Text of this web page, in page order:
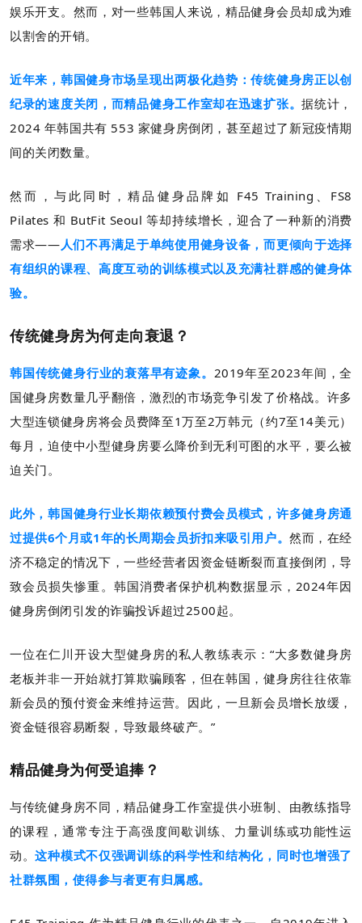
娱乐开支。然而，对一些韩国人来说，精品健身会员却成为难
以割舍的开销。
近年来，韩国健身市场呈现出两极化趋势：传统健身房正以创
纪录的速度关闭，而精品健身工作室却在迅速扩张。据统计，
2024 年韩国共有 553 家健身房倒闭，甚至超过了新冠疫情期
间的关闭数量。
然而，与此同时，精品健身品牌如 F45 Training、FS8
Pilates 和 ButFit Seoul 等却持续增长，迎合了一种新的消费
需求—— 人们不再满足于单纯使用健身设备，而更倾向于选择
有组织的课程、高度互动的训练模式以及充满社群感的健身体
验。
传统健身房为何走向衰退？
韩国传统健身行业的衰落早有迹象。 2019年至2023年间，全
国健身房数量几乎翻倍，激烈的市场竞争引发了价格战。许多
大型连锁健身房将会员费降至1万至2万韩元（约7至14美元）
每月，迫使中小型健身房要么降价到无利可图的水平，要么被
迫关门。
此外，韩国健身行业长期依赖预付费会员模式，许多健身房通
过提供6个月或1年的长周期会员折扣来吸引用户。然而，在经
济不稳定的情况下，一些经营者因资金链断裂而直接倒闭，导
致会员损失惨重。韩国消费者保护机构数据显示，2024年因
健身房倒闭引发的诈骗投诉超过2500起。
一位在仁川开设大型健身房的私人教练表示：“大多数健身房
老板并非一开始就打算欺骗顾客，但在韩国，健身房往往依靠
新会员的预付资金来维持运营。因此，一旦新会员增长放缓，
资金链很容易断裂，导致最终破产。”
精品健身为何受追捧？
与传统健身房不同，精品健身工作室提供小班制、由教练指导
的课程，通常专注于高强度间歇训练、力量训练或功能性运
动。这种模式不仅强调训练的科学性和结构化，同时也增强了
社群氛围，使得参与者更有归属感。